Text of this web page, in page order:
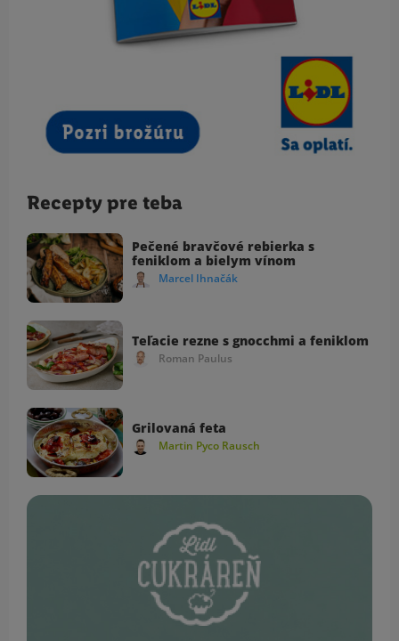
Recepty pre teba
Pečené bravčové rebierka s
feniklom a bielym vínom
Marcel Ihnačák
Teľacie rezne s gnocchmi a feniklom
Roman Paulus
Grilovaná feta
Martin Pyco Rausch